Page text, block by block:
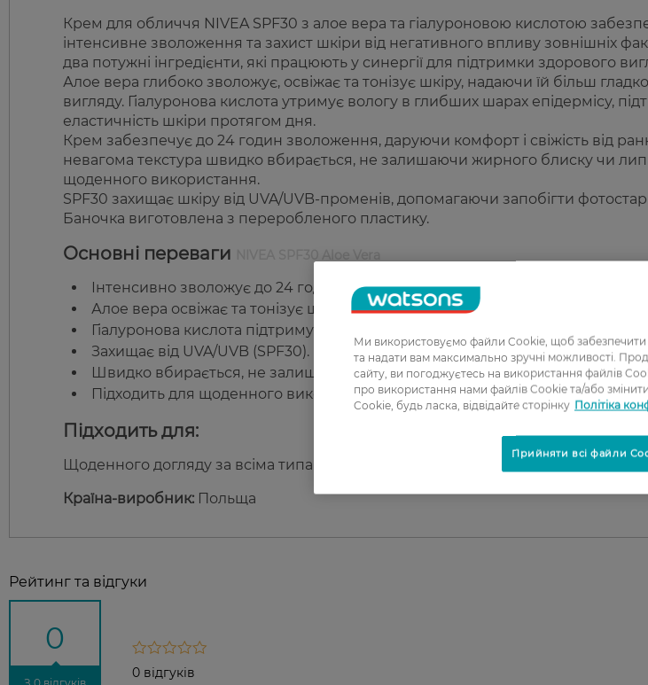
Крем для обличчя NIVEA SPF30 з алое вера та гіалуроновою кислотою
інтенсивне зволоження та захист шкіри від негативного впливу зовнішніх
два потужні інгредієнти, які працюють у синергії для підтримки здорового
Алое вера глибоко зволожує, освіжає та тонізує шкіру, надаючи їй більш
вигляду. Гіалуронова кислота утримує вологу в глибших шарах епідермісу,
еластичність шкіри протягом дня.
Крем забезпечує до 24 годин зволоження, даруючи комфорт і свіжість від
невагома текстура швидко вбирається, не залишаючи жирного блиску чи
щоденного використання.
SPF30 захищає шкіру від UVA/UVB-променів, допомагаючи запобігти
Баночка виготовлена з переробленого пластику.
Основні переваги NIVEA SPF30 Aloe Vera
Інтенсивно зволожує до 24 годин.
Алое вера освіжає та тонізує шкіру.
Гіалуронова кислота підтримує пружність.
Захищає від UVA/UVB (SPF30).
Швидко вбирається, не залишає жирності.
Підходить для щоденного використання.
Підходить для:
Щоденного догляду за всіма типами шкіри обличчя.
Країна-виробник: Польща
Рейтинг та відгуки
0
0 відгуків
Ми використовуємо файли Cookie, щоб
та надати вам максимально зручні можливості.
сайту, ви погоджуєтесь на використання файлів
про використання нами файлів Cookie та/або
Cookie, будь ласка, відвідайте сторінку Політіка
Прийняти всі файли